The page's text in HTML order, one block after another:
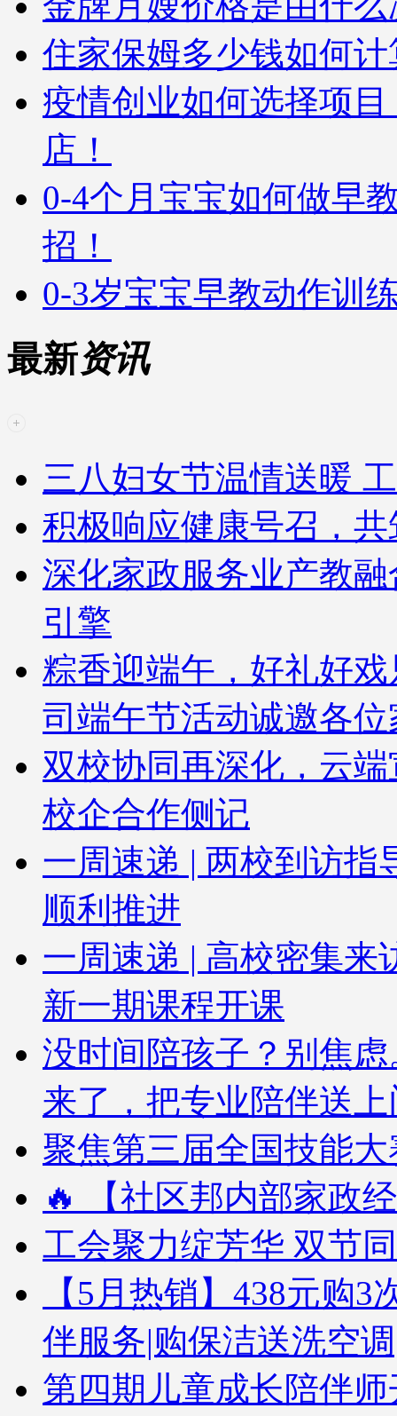
住家保姆多少钱如何计
疫情创业如何选择项
店！
0-4个月宝宝如何做早
招！
0-3岁宝宝早教动作训
最新资讯
三八妇女节温情送暖
积极响应健康号召，
深化家政服务业产教
引擎
粽香迎端午，好礼好
司端午节活动诚邀各
双校协同再深化，云
校企合作侧记
一周速递 | 两校到访指
顺利推进
一周速递 | 高校密集来
新一期课程开课
没时间陪孩子？别焦
来了，把专业陪伴送上
聚焦第三届全国技能
🔥 【社区邦内部家政
工会聚力绽芳华 双节
【5月热销】438元购
伴服务|购保洁送洗空
第四期儿童成长陪伴